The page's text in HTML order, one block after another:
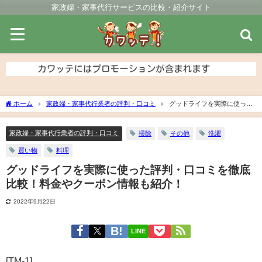
家政婦・家事代行サービスの比較・紹介サイト
ホーム 家政婦・家事代行業者の評判・口コミ
グッドライフを実際に使った
評判・口コミを徹底比較！料金やクーポン情報も紹介！
家政婦・家事代行業者の評判・口コミ 掃除 その他 洗濯
買い物 料理
グッドライフを実際に使った評判・口コミを徹底
比較！料金やクーポン情報も紹介！
2022年9月22日
LINE